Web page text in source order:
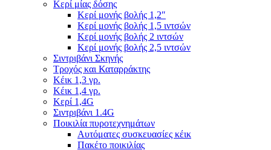
Κερί μίας δόσης
Κερί μονής βολής 1,2″
Κερί μονής βολής 1,5 ιντσών
Κερί μονής βολής 2 ιντσών
Κερί μονής βολής 2,5 ιντσών
Σιντριβάνι Σκηνής
Τροχός και Καταρράκτης
Κέικ 1,3 γρ.
Κέικ 1,4 γρ.
Κερί 1,4G
Σιντριβάνι 1.4G
Ποικιλία πυροτεχνημάτων
Αυτόματες συσκευασίες κέικ
Πακέτο ποικιλίας